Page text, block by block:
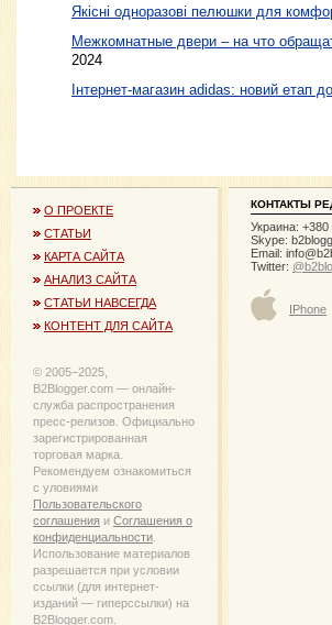
Якісні одноразові пелюшки для
Межкомнатные двери – на что
2024
Інтернет-магазин adidas: новий етап
О ПРОЕКТЕ
СТАТЬИ
КАРТА САЙТА
АНАЛИЗ САЙТА
СТАТЬИ НАВСЕГДА
КОНТЕНТ ДЛЯ САЙТА
© 2005−2025,
B2Blogger.com — онлайн-
служба распространения
пресс-релизов. Официально
зарегистрированная
торговая марка.
Рекомендуем ознакомиться
с уловиями
Пользовательского
соглашения и Соглашения о
конфиденциальности
Использование материалов
разрешается при условии
ссылки (для интернет-
изданий — гиперссылки) на
B2Blogger.com.
КОНТАКТЫ
Украина:
Skype:
Email:
Twitter:
IPhone